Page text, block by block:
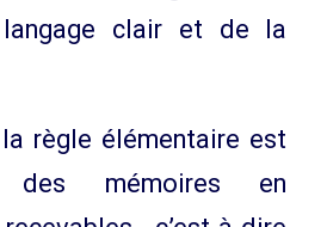
clair et de la
règle élémentaire est
mémoires en